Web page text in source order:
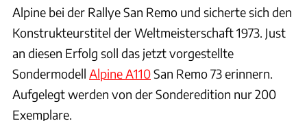
Alpine bei der Rallye San Remo und sicherte sich den
Konstrukteurstitel der Weltmeisterschaft 1973. Just
an diesen Erfolg soll das jetzt vorgestellte
Sondermodell Alpine A110San Remo 73 erinnern.
Aufgelegt werden von der Sonderedition nur 200
Exemplare.